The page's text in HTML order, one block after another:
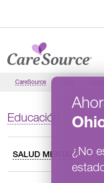
¿No
CareSource
Educación
SALUD MENTAL